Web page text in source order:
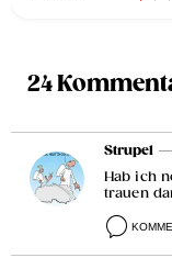
24
Strupel —
Hab ich
trauen